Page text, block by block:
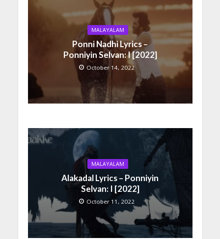
MALAYALAM
Ponni Nadhi Lyrics –
Ponniyin Selvan: I [2022]
October 14, 2022
MALAYALAM
Alakadal Lyrics – Ponniyin
Selvan: I [2022]
October 11, 2022